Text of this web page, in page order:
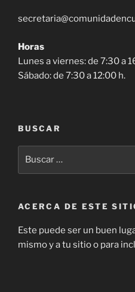
Horas
Lunes a viernes: de 7:30 a
Sábado: de 7:30 a 12:00 h.
BUSCAR
ACERCA DE ESTE
Este puede ser un buen
mismo y a tu sitio o para